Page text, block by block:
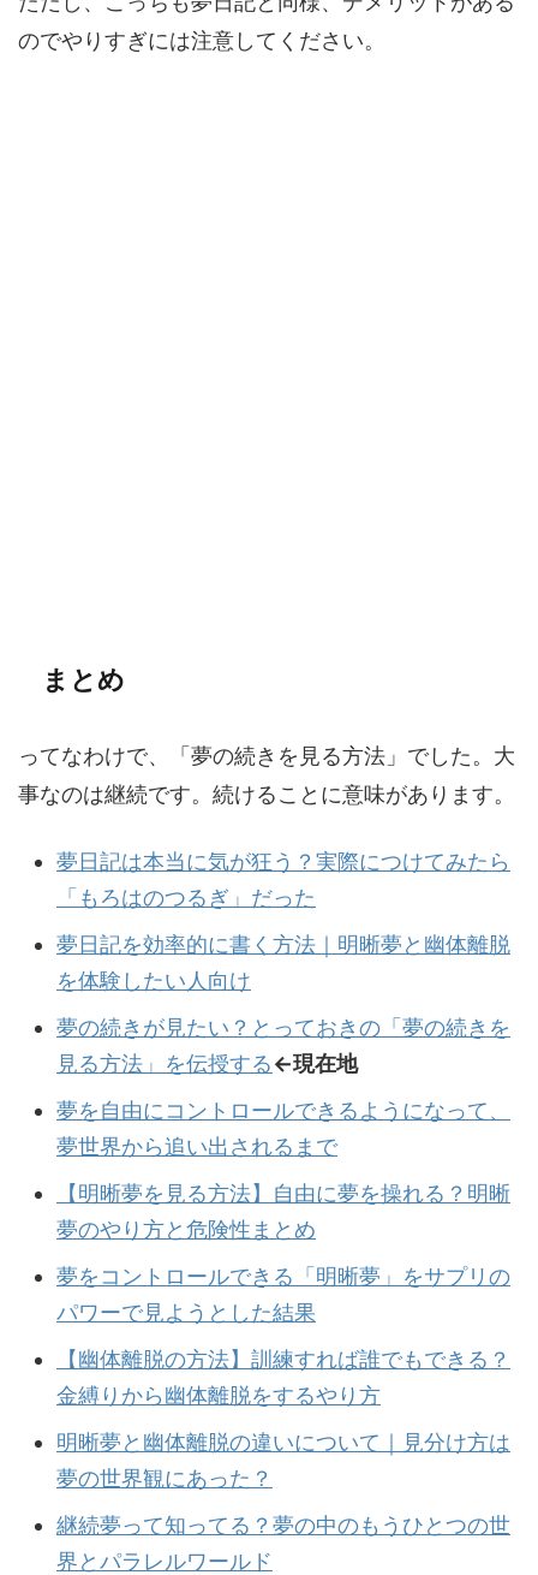
のでやりすぎには注意してください。
まとめ
ってなわけで、「夢の続きを見る方法」でした。大
事なのは継続です。続けることに意味があります。
夢日記は本当に気が狂う？実際につけてみたら
「もろはのつるぎ」だった
夢日記を効率的に書く方法｜明晰夢と幽体離脱
を体験したい人向け
夢の続きが見たい？とっておきの「夢の続きを
見る方法」を伝授する←現在地
夢を自由にコントロールできるようになって、
夢世界から追い出されるまで
【明晰夢を見る方法】自由に夢を操れる？明晰
夢のやり方と危険性まとめ
夢をコントロールできる「明晰夢」をサプリの
パワーで見ようとした結果
【幽体離脱の方法】訓練すれば誰でもできる？
金縛りから幽体離脱をするやり方
明晰夢と幽体離脱の違いについて｜見分け方は
夢の世界観にあった？
継続夢って知ってる？夢の中のもうひとつの世
界とパラレルワールド